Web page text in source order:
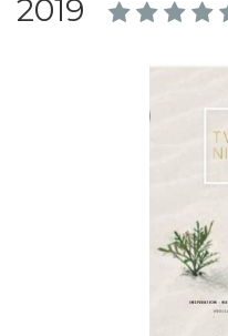
2019
Schrijf hieronder je review!